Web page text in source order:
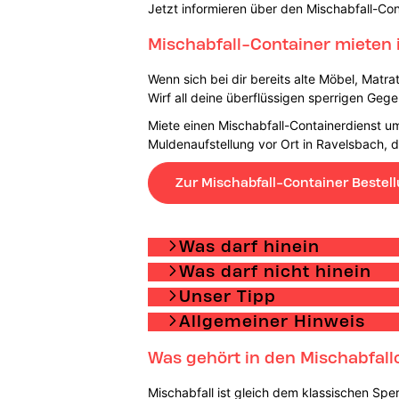
Jetzt informieren über den Mischabfall-
Mischabfall-Container mieten
Wenn sich bei dir bereits alte Möbel,
Wirf all deine überflüssigen sperrigen
Miete einen Mischabfall-Containerdienst
Muldenaufstellung vor Ort in
Zur Mischabfall-Container
Was darf hinein
Was darf nicht hinein
Unser Tipp
Allgemeiner Hinweis
Was gehört in den
Mischabfall ist gleich dem klassischen